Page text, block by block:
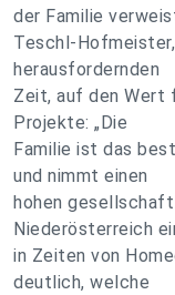
der Familie
Teschl-
herausfordernden
Zeit, auf den Wert
Projekte: „Die
Familie ist das
und nimmt einen
hohen
Niederösterreich
in Zeiten von
deutlich, welche